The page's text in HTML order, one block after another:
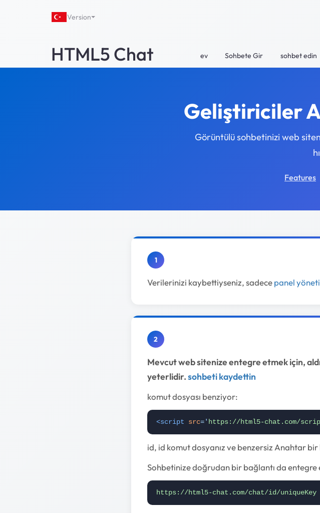
Version
HTML5 Chat ev Sohbete Gir sohbet edin
Geliştiriciler
Görüntülü sohbetinizi web
Features
1
Verilerinizi kaybettiyseniz, sadecepanel
2
Mevcut web sitenize entegre etmek için,
yeterlidir.sohbeti kaydettin
komut dosyası benziyor:
<script src=' https://html5-chat.com/
id, id komut dosyanız ve benzersiz Anahtar
Sohbetinize doğrudan bir bağlantı da
https://html5-chat.com/chat/id/uniqueKey